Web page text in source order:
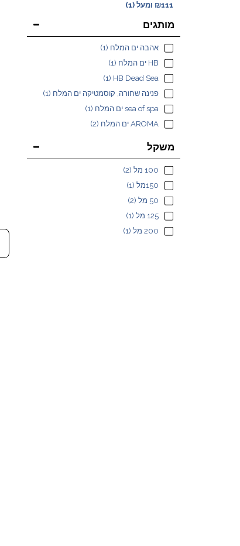
₪111 ומעל (1)
מותגים
אהבה ים המלח (1)
(1)
(1)
פנינה שחורה, קוסמטיקה ים המלח (1)
(1)
(2)
משקל
(2)
(1)
(2)
(1)
(1)